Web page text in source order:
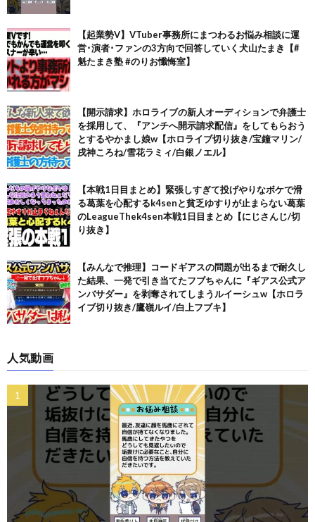
【起業勢V】VTuber事務所にまつわるお悩み相談に運
営･演者･ファンの3方向で回答していく犬山たまき【#
魁たまき塾 #のりお懺悔室】
【開示請求】ホロライブの新人オーディションで弁護士
を採用して、『アンチへ開示請求配信』をしてもらおう
とするやかまし娘w【ホロライブ切り抜き/宝鐘マリン/
戌神ころね/雪花ラミィ/白銀ノエル】
【本戦1日目まとめ】緊張しすぎて投げやりなボケで滑
る葛葉を心配するk4senと貧乏ゆすりが止まらない葛葉
のLeagueThek4sen本戦1日目まとめ【にじさんじ/切
り抜き】
【みんなで推理】コードギアスの問題が出るまで耐久し
た結果、一発で引き当てたフブちゃんに『ギアス公式ア
ンバサダー』を剥奪されてしまうルイーシュw【ホロラ
イブ切り抜き/鷹嶺ルイ/白上フブキ】
人気動画